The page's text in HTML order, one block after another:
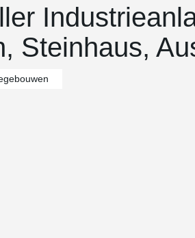
Steinhaus,